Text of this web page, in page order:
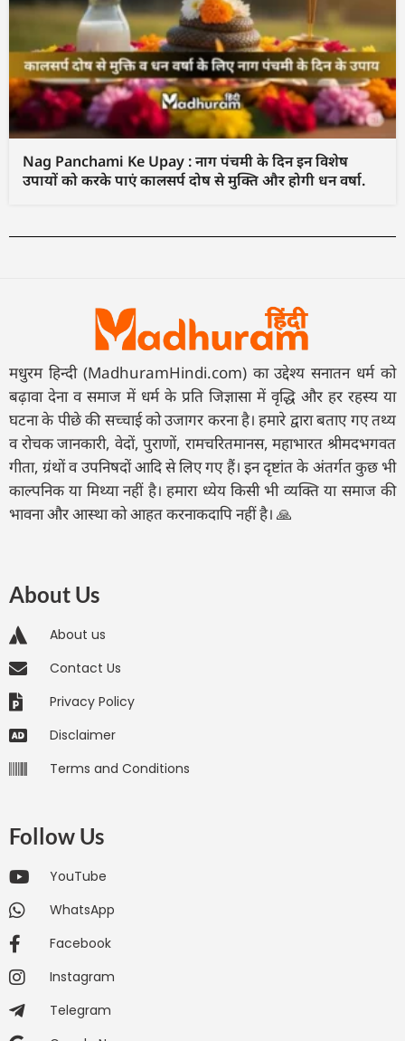
Nag Panchami Ke Upay : नाग पंचमी के दिन इन विशेष
उपायों को करके पाएं कालसर्प दोष से मुक्ति और होगी धन वर्षा.
मधुरम हिन्दी (MadhuramHindi.com) का उद्देश्य सनातन धर्म को
बढ़ावा देना व समाज में धर्म के प्रति जिज्ञासा में वृद्धि और हर रहस्य या
घटना के पीछे की सच्चाई को उजागर करना है। हमारे द्वारा बताए गए तथ्य
व रोचक जानकारी, वेदों, पुराणों, रामचरितमानस, महाभारत श्रीमदभगवत
गीता, ग्रंथों व उपनिषदों आदि से लिए गए हैं। इन दृष्टांत के अंतर्गत कुछ भी
काल्पनिक या मिथ्या नहीं है। हमारा ध्येय किसी भी व्यक्ति या समाज की
भावना और आस्था को आहत करनाकदापि नहीं है। 🙏
About Us
About us
Contact Us
Privacy Policy
Disclaimer
Terms and Conditions
Follow Us
YouTube
WhatsApp
Facebook
Instagram
Telegram